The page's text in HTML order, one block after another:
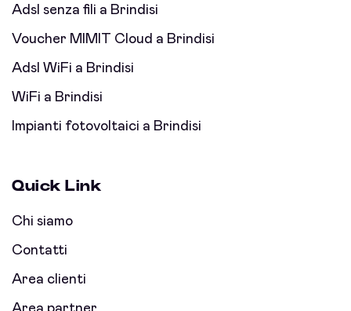
Adsl senza fili a Brindisi
Voucher MIMIT Cloud a Brindisi
Adsl WiFi a Brindisi
WiFi a Brindisi
Impianti fotovoltaici a Brindisi
Quick Link
Chi siamo
Contatti
Area clienti